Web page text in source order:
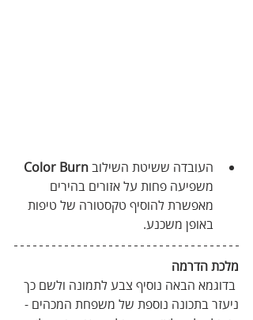
העובדה‭ ‬ששיטת‭ ‬השילוב‭ ‬ Color Burn
‬באופן‭ ‬משכנע‭. ‬
מלכת הדרמה
בדוגמא הבאה נוסיף צבע לתמונה ולשם כך
ניעזר בתכונה נוספת של משפחת המכהים -